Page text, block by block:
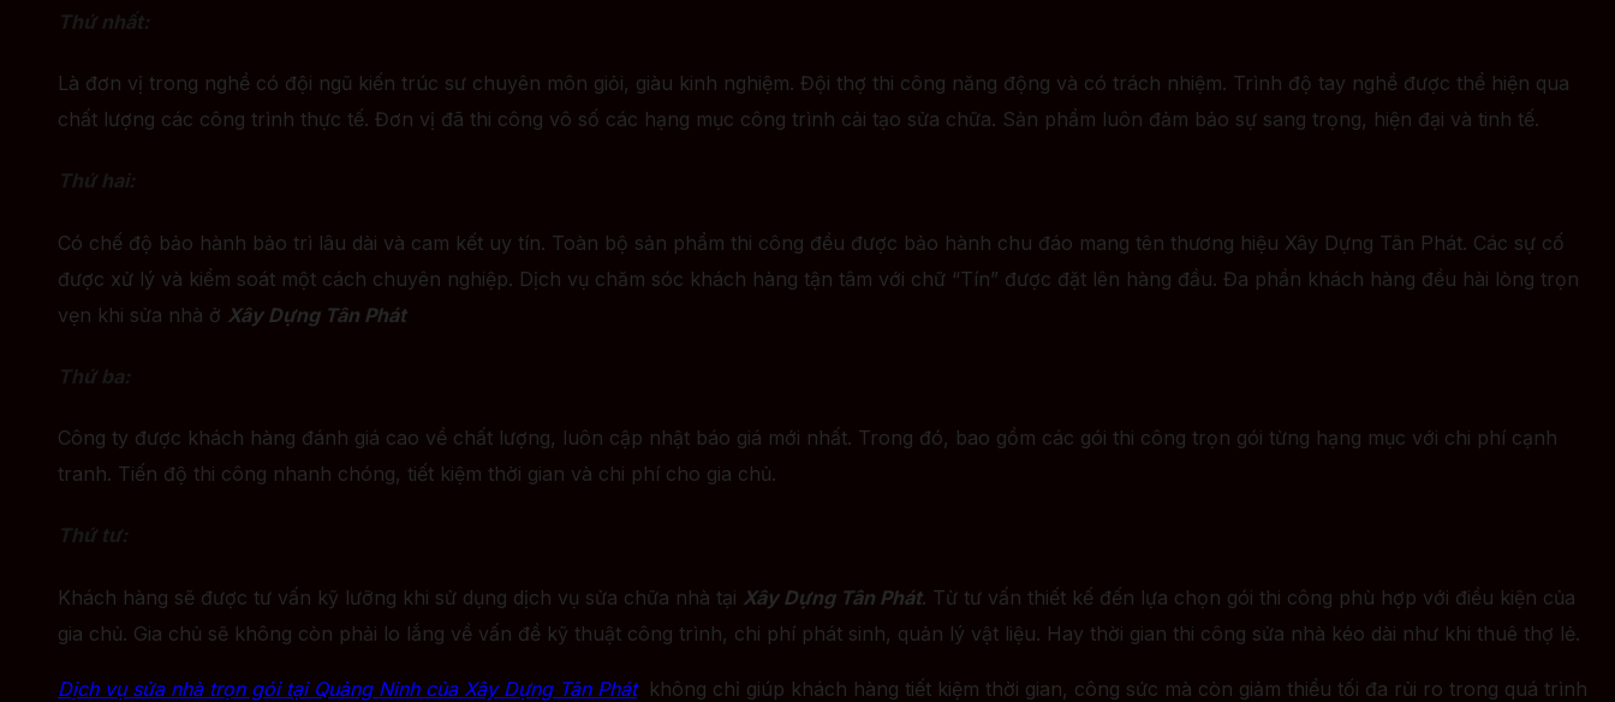
Thứ nhất:
Là đơn vị trong nghề có đội ngũ kiến trúc sư chuyên môn giỏi, giàu kinh nghiệm. Đội thợ thi công năng động và có trách nhiệm. Trình độ tay nghề được thể hiện qua
chất lượng các công trình thực tế. Đơn vị đã thi công vô số các hạng mục công trình cải tạo sửa chữa. Sản phẩm luôn đảm bảo sự sang trọng, hiện đại và tinh tế.
Thứ hai:
Có chế độ bảo hành bảo trì lâu dài và cam kết uy tín. Toàn bộ sản phẩm thi công đều được bảo hành chu đáo mang tên thương hiệu Xây Dựng Tân Phát. Các sự cố
được xử lý và kiểm soát một cách chuyên nghiệp. Dịch vụ chăm sóc khách hàng tận tâm với chữ “Tín” được đặt lên hàng đầu. Đa phần khách hàng đều hài lòng trọn
vẹn khi sửa nhà ở Xây Dựng Tân Phát
Thứ ba:
Công ty được khách hàng đánh giá cao về chất lượng, luôn cập nhật báo giá mới nhất. Trong đó, bao gồm các gói thi công trọn gói từng hạng mục với chi phí cạnh
tranh. Tiến độ thi công nhanh chóng, tiết kiệm thời gian và chi phí cho gia chủ.
Thứ tư:
Khách hàng sẽ được tư vấn kỹ lưỡng khi sử dụng dịch vụ sửa chữa nhà tại Xây Dựng Tân Phát. Từ tư vấn thiết kế đến lựa chọn gói thi công phù hợp với điều kiện của
gia chủ. Gia chủ sẽ không còn phải lo lắng về vấn đề kỹ thuật công trình, chi phí phát sinh, quản lý vật liệu. Hay thời gian thi công sửa nhà kéo dài như khi thuê thợ lẻ.
Dịch vụ sửa nhà trọn gói tại Quảng Ninh của Xây Dựng Tân Phátkhông chỉ giúp khách hàng tiết kiệm thời gian, công sức mà còn giảm thiểu tối đa rủi ro trong quá trình